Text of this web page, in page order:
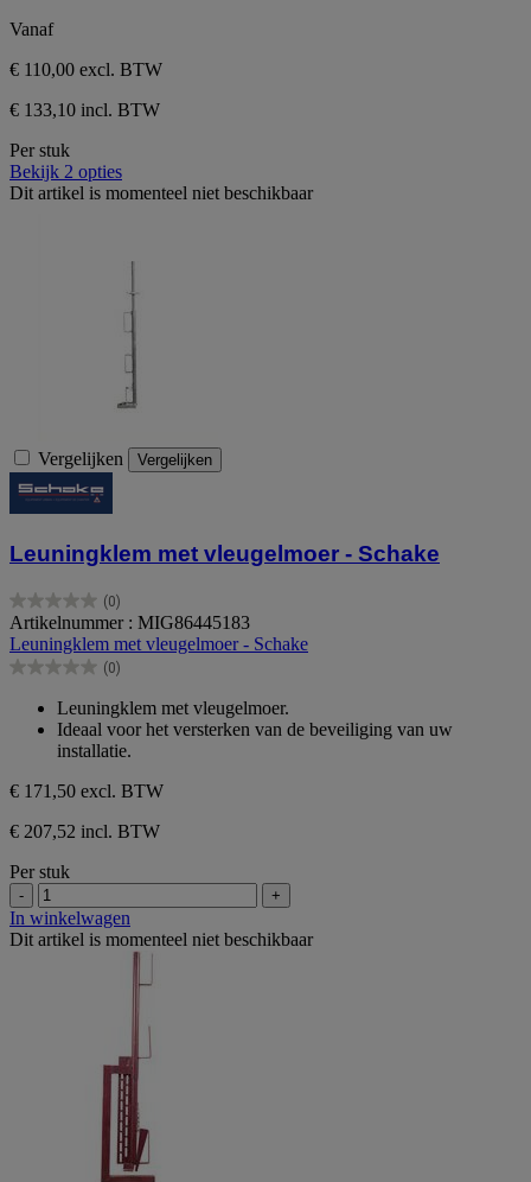
Vanaf
€ 110,00 excl. BTW
€ 133,10 incl. BTW
Per stuk
Bekijk 2 opties
Dit artikel is momenteel niet beschikbaar
Vergelijken Vergelijken
Leuningklem met vleugelmoer - Schake
(0)
0.0
van
de
5
Artikelnummer : MIG86445183
Leuningklem met vleugelmoer - Schake
(0)
0.0
sterren.
Leuningklem met vleugelmoer.
Ideaal voor het versterken van de beveiliging van uw
installatie.
€ 171,50 excl. BTW
€ 207,52 incl. BTW
Per stuk
- +
In winkelwagen
Dit artikel is momenteel niet beschikbaar